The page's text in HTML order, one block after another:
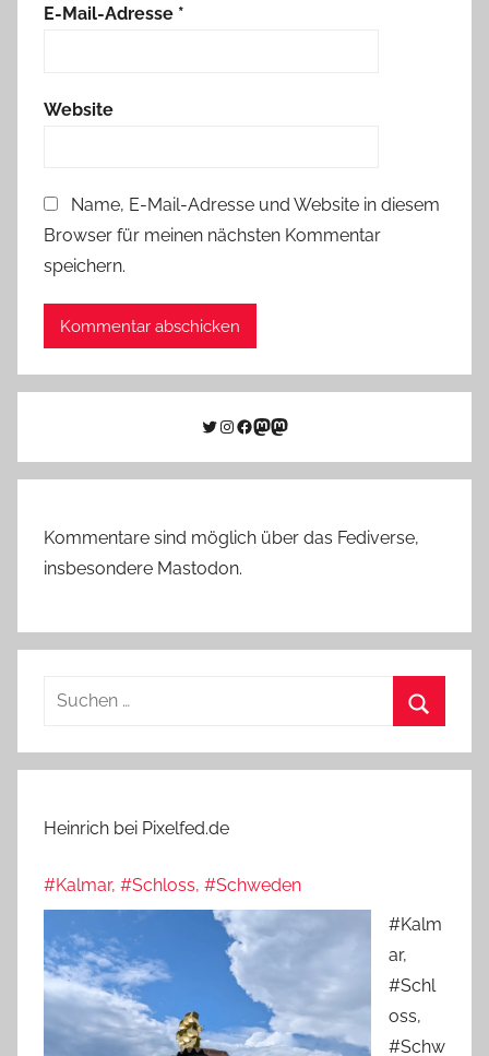
E-Mail-Adresse *
Website
Name, E-Mail-Adresse und Website in diesem
Browser für meinen nächsten Kommentar
speichern.
Twitter
Instagram
Facebook
Link zu Mastodon
Mastodon
Kommentare sind möglich über das Fediverse,
insbesondere Mastodon.
Suchen
Heinrich bei Pixelfed.de
#Kalmar, #Schloss, #Schweden
#Kalm
ar,
#Schl
oss,
#Schw